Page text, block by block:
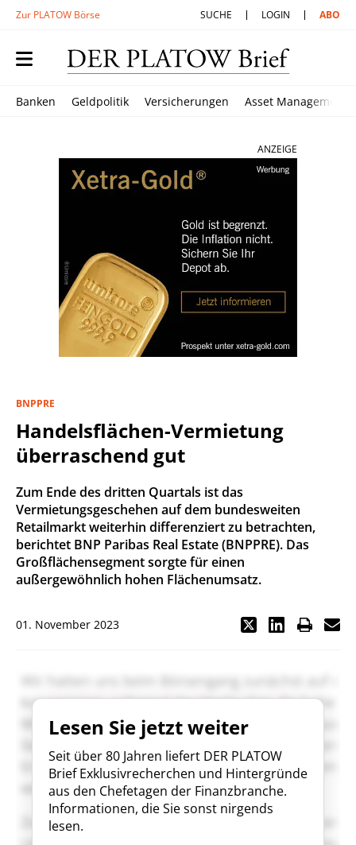
Zur PLATOW Börse SUCHE LOGIN ABO
Banken Geldpolitik Versicherungen Asset Management
ANZEIGE
BNPPRE
Handelsflächen-Vermietung
überraschend gut
Zum Ende des dritten Quartals ist das
Vermietungsgeschehen auf dem bundesweiten
Retailmarkt weiterhin differenziert zu betrachten,
berichtet BNP Paribas Real Estate (BNPPRE). Das
Großflächensegment sorgte für einen
außergewöhnlich hohen Flächenumsatz.
01. November 2023
Lesen Sie jetzt weiter
Seit über 80 Jahren liefert DER PLATOW
Brief Exklusivrecherchen und Hintergründe
aus den Chefetagen der Finanzbranche.
Informationen, die Sie sonst nirgends
lesen.